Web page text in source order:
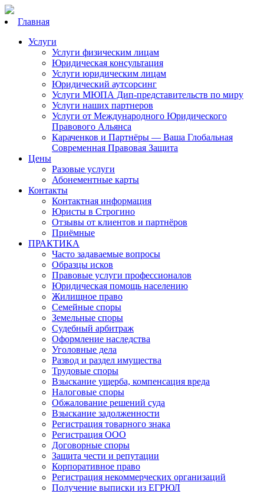
Главная
Услуги
Услуги физическим лицам
Юридическая консультация
Услуги юридическим лицам
Юридический аутсорсинг
Услуги МЮПА Дип-представительств по миру
Услуги наших партнеров
Услуги от Международного Юридического
Правового Альянса
Караченков и Партнёры — Ваша Глобальная
Современная Правовая Защита
Цены
Разовые услуги
Абонементные карты
Контакты
Контактная информация
Юристы в Строгино
Отзывы от клиентов и партнёров
Приёмные
ПРАКТИКА
Часто задаваемые вопросы
Образцы исков
Правовые услуги профессионалов
Юридическая помощь населению
Жилищное право
Семейные споры
Земельные споры
Судебный арбитраж
Оформление наследства
Уголовные дела
Развод и раздел имущества
Трудовые споры
Взыскание ущерба, компенсация вреда
Налоговые споры
Обжалование решений суда
Взыскание задолженности
Регистрация товарного знака
Регистрация ООО
Договорные споры
Защита чести и репутации
Корпоративное право
Регистрация некоммерческих организаций
Получение выписки из ЕГРЮЛ